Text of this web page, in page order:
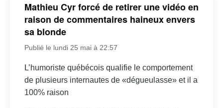
Mathieu Cyr forcé de retirer une vidéo en
raison de commentaires haineux envers
sa blonde
Publié le lundi 25 mai à 22:57
L’humoriste québécois qualifie le comportement
de plusieurs internautes de «dégueulasse» et il a
100% raison